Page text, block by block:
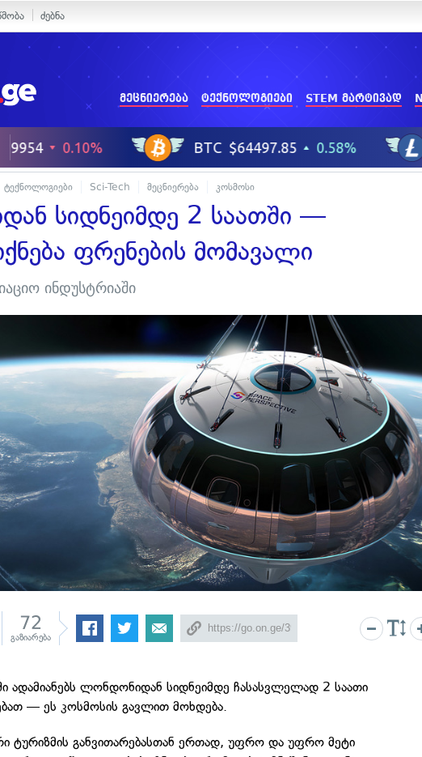
ძებნა
მეცნიერება ტექნოლოგიები STEM მარტივად
ტექნოლოგიები Sci-Tech მეცნიერება კოსმოსი
სიდნეიმდე 2 საათში —
ფრენების მომავალი
ინდუსტრიაში
72
გაზიარება
ადამიანებს ლონდონიდან სიდნეიმდე ჩასასვლელად 2 საათი
— ეს კოსმოსის გავლით მოხდება.
ტურიზმის განვითარებასთან ერთად, უფრო და უფრო მეტი